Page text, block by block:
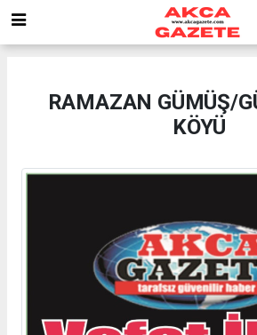
RAMAZAN GÜMÜŞ/
KÖYÜ